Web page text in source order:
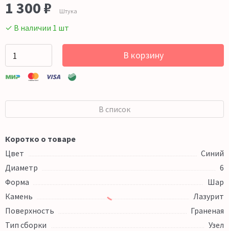
1 300 ₽ Штука
✓ В наличии 1 шт
В корзину
В список
Коротко о товаре
Цвет
Синий
Диаметр
6
Форма
Шар
Камень
Лазурит
Поверхность
Граненая
Тип сборки
Узел